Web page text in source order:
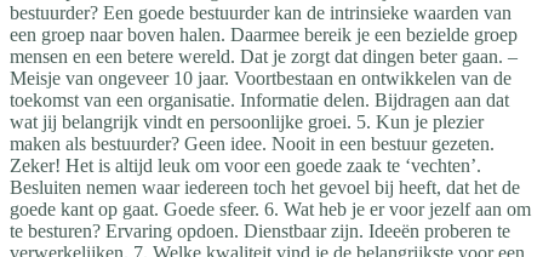
bestuurder? Een goede bestuurder kan de intrinsieke waarden van
een groep naar boven halen. Daarmee bereik je een bezielde groep
mensen en een betere wereld. Dat je zorgt dat dingen beter gaan. –
Meisje van ongeveer 10 jaar. Voortbestaan en ontwikkelen van de
toekomst van een organisatie. Informatie delen. Bijdragen aan dat
wat jij belangrijk vindt en persoonlijke groei. 5. Kun je plezier
maken als bestuurder? Geen idee. Nooit in een bestuur gezeten.
Zeker! Het is altijd leuk om voor een goede zaak te ‘vechten’.
Besluiten nemen waar iedereen toch het gevoel bij heeft, dat het de
goede kant op gaat. Goede sfeer. 6. Wat heb je er voor jezelf aan om
te besturen? Ervaring opdoen. Dienstbaar zijn. Ideeën proberen te
verwerkelijken. 7. Welke kwaliteit vind je de belangrijkste voor een